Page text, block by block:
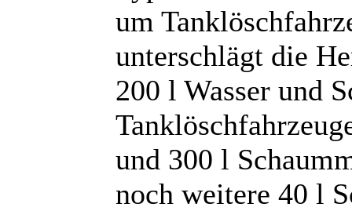
um
unterschlägt die
200 l Wasser und
und 300 l
noch weitere 40 l